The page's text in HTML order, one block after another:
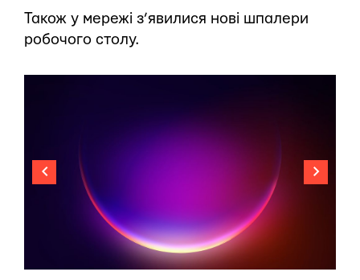
Також у мережі з’явилися нові шпалери
робочого столу.